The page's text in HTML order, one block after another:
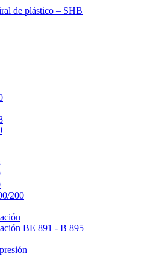
de plástico – SHB
200
BE 891 - B 895